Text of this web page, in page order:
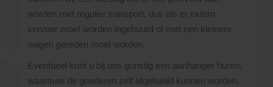
worden met regulier transport, dus als er extern
vervoer moet worden ingehuurd of met een kleinere
wagen gereden moet worden.
Eventueel kunt u bij ons gunstig een aanhanger huren,
waarmee de goederen zelf afgehaald kunnen worden.